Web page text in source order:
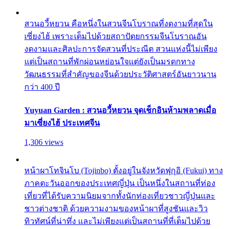
สวนอวี้หยวน คือหนึ่งในสวนจีนโบราณที่งดงามที่สุดใน
เซี่ยงไฮ้ เพราะเต็มไปด้วยสถาปัตยกรรมจีนโบราณอัน
งดงามและศิลปะการจัดสวนที่ประณีต สวนแห่งนี้ไม่เพียง
แต่เป็นสถานที่พักผ่อนหย่อนใจแต่ยังเป็นมรดกทาง
วัฒนธรรมที่สำคัญของจีนด้วยประวัติศาสตร์อันยาวนาน
กว่า 400 ปี
Yuyuan Garden : สวนอวี้หยวน จุดเช็กอินห้ามพลาดเมื่อ
มาเซี่ยงไฮ้ ประเทศจีน
1,306 views
หน้าผาโทจินโบ (Tojinbo) ตั้งอยู่ในจังหวัดฟุกุอิ (Fukui) ทาง
ภาคตะวันออกของประเทศญี่ปุ่น เป็นหนึ่งในสถานที่ท่อง
เที่ยวที่ได้รับความนิยมจากทั้งนักท่องเที่ยวชาวญี่ปุ่นและ
ชาวต่างชาติ ด้วยความงามของหน้าผาที่สูงชันและวิว
ทิวทัศน์ที่น่าทึ่ง และไม่เพียงแต่เป็นสถานที่ที่เต็มไปด้วย